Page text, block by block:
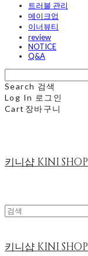
트러블 관리
메이크업
이너뷰티
review
NOTICE
Q&A
Search 검색
Log In 로그인
Cart 장바구니
키니샵 KINI SHOP
키니샵 KINI SHOP